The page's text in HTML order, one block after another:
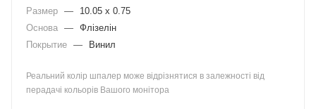
Размер —
10.05 x 0.75
Основа — Флізелін
Покрытие — Винил
Реальний колір шпалер може відрізнятися в залежності від
перадачі кольорів Вашого монітора